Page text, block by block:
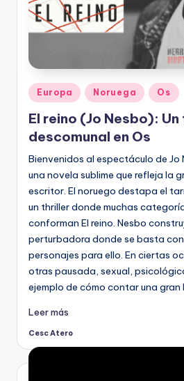
Publicado
en
Europa Noruega Os
El reino (Jo Nesbo):
descomunal en Os
Bienvenidos al espectáculo de Jo
una novela sublime que refleja la
escritor. El noruego destapa el
un thriller donde muchas
conforman El reino. Nesbo
perturbadora donde se basta
personajes para ello. En ciertas
otras pausada, sexual,
ejemplo de cómo contar una
Leer más
Publicado
Cesc Atero